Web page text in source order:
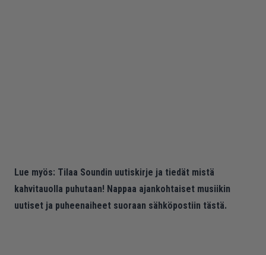
Lue myös: Tilaa Soundin uutiskirje ja tiedät mistä
kahvitauolla puhutaan! Nappaa ajankohtaiset musiikin
uutiset ja puheenaiheet suoraan sähköpostiin tästä.